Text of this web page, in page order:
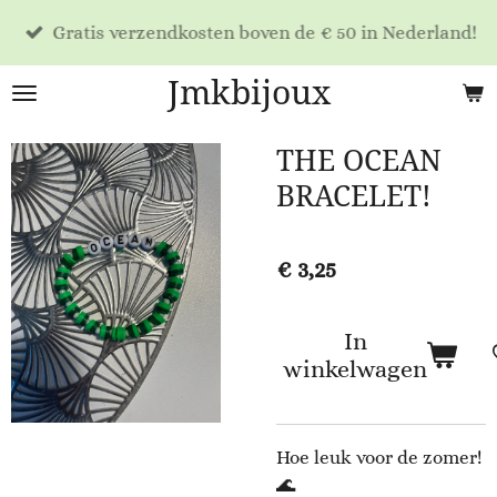
de
Jmkbijoux
Gratis verzendkosten boven de € 50 in Nederland!
THE OCEAN
BRACELET!
€ 3,25
In
winkelwagen
Hoe leuk voor de zomer!
🌊